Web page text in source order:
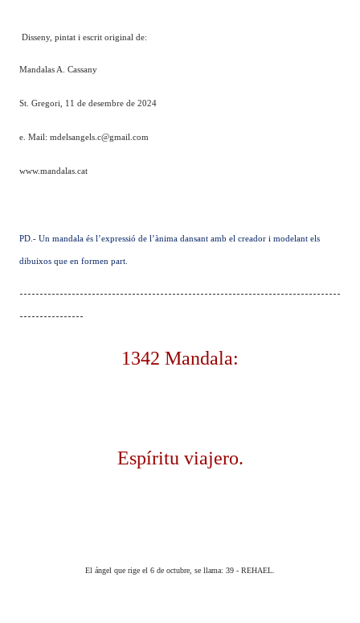
Disseny, pintat i escrit original de:
Mandalas A. Cassany
St. Gregori, 11 de desembre de 2024
e. Mail: mdelsangels.c@gmail.com
www.mandalas.cat
PD.- Un mandala és l’expressió de l’ànima dansant amb el creador i modelant els
dibuixos que en formen part.
--------------------------------------------------------------------------------
----------------
1342 Mandala:
Espíritu viajero.
El ángel que rige el 6 de octubre, se llama: 39 - REHAEL.